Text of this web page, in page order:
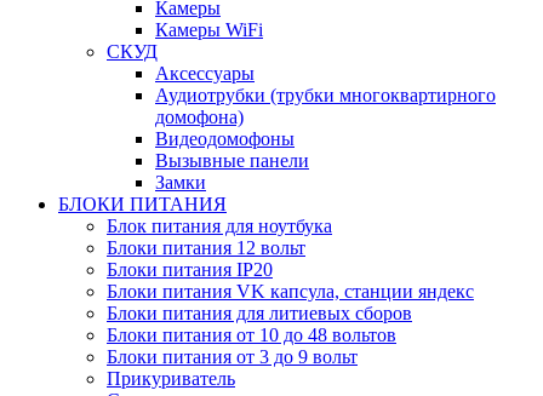
Камеры
Камеры WiFi
СКУД
Аксессуары
Аудиотрубки (трубки многоквартирного
домофона)
Видеодомофоны
Вызывные панели
Замки
БЛОКИ ПИТАНИЯ
Блок питания для ноутбука
Блоки питания 12 вольт
Блоки питания IP20
Блоки питания VK капсула, станции яндекс
Блоки питания для литиевых сборов
Блоки питания от 10 до 48 вольтов
Блоки питания от 3 до 9 вольт
Прикуриватель